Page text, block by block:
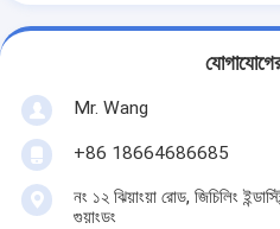
Mr. Wang
+86 18664686685
নং ১২ ঝিয়াংয়া রোড, জিচিলিং
গুয়াংডং